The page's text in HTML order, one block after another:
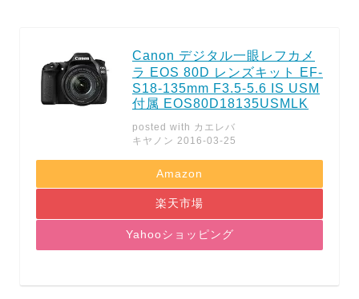
Canon デジタル一眼レフカメ
ラ EOS 80D レンズキット EF-
S18-135mm F3.5-5.6 IS USM
付属 EOS80D18135USMLK
posted with カエレバ
キヤノン 2016-03-25
Amazon
楽天市場
Yahooショッピング